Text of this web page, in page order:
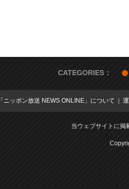
CATEGORIES：
「ニッポン放送 NEWS ONLINE」について
当ウェブサイトに掲